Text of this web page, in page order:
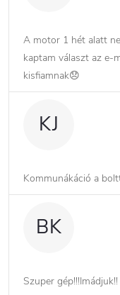
A motor 1 hét alatt
kaptam választ az e-
kisfiamnak😞
KJ
Kommunákáció a
BK
Szuper gép!!!Imádjuk!!